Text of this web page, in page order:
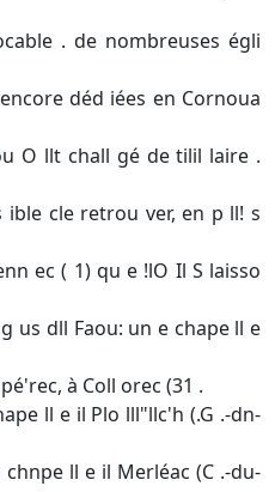
. de nombreuses égli
déd iées en Cornoua
O llt chall gé de tilil laire .
ible cle retrou ver, en p ll! s
ec ( 1) qu e !lO Il S laisso
us dll Faou: un e chape ll e
à Coll orec (31 .
ll e il Plo lll"llc'h (.G .-dn-
ll e il Merléac (C .-du-